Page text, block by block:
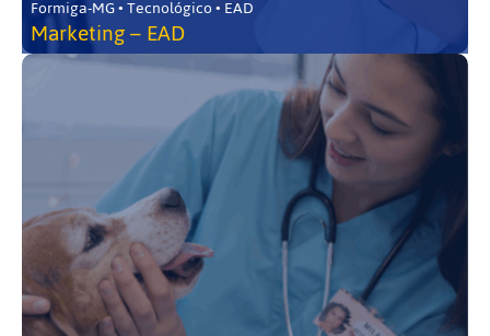
Formiga-MG • Tecnológico • EAD
Marketing – EAD